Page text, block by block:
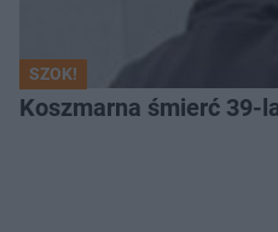
SZOK!
Koszmarna śmierć 39-